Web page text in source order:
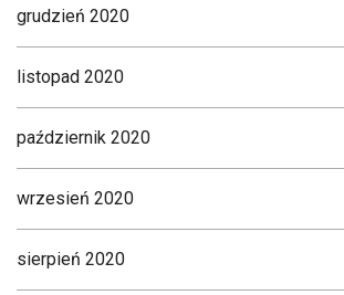
grudzień 2020
listopad 2020
październik 2020
wrzesień 2020
sierpień 2020